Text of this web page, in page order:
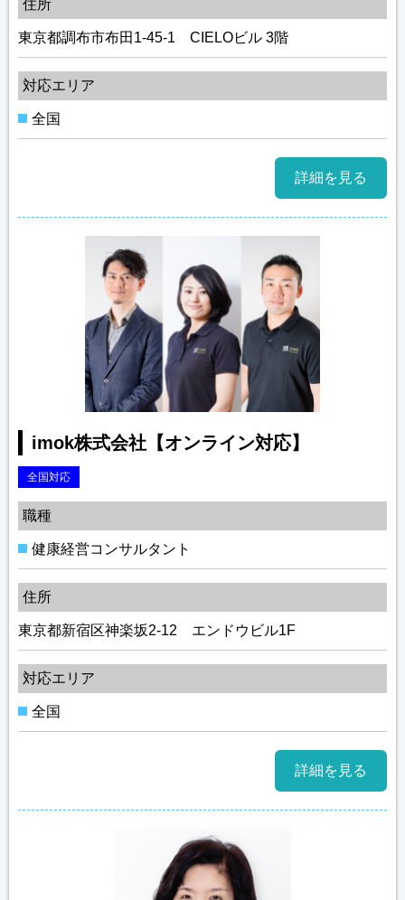
住所
東京都調布市布田1-45-1 CIELOビル 3階
対応エリア
全国
詳細を見る
imok株式会社【オンライン対応】
全国対応
職種
健康経営コンサルタント
住所
東京都新宿区神楽坂2-12 エンドウビル1F
対応エリア
全国
詳細を見る